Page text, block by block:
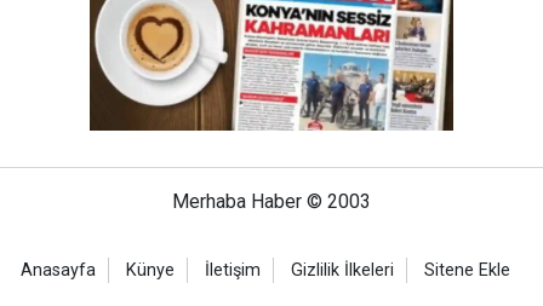
Merhaba Haber © 2003
Anasayfa Künye İletişim Gizlilik İlkeleri Sitene Ekle